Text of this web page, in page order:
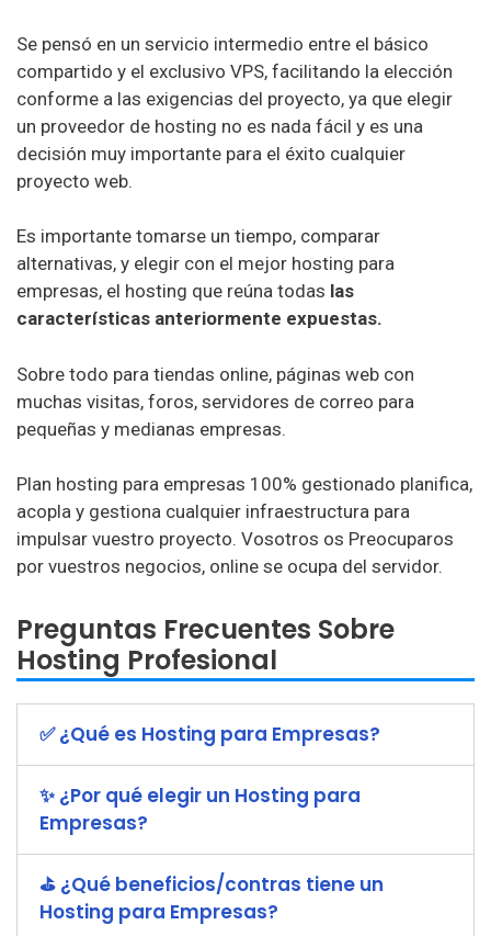
Se pensó en un servicio intermedio entre el básico
compartido y el exclusivo VPS, facilitando la elección
conforme a las exigencias del proyecto, ya que elegir
un proveedor de hosting no es nada fácil y es una
decisión muy importante para el éxito cualquier
proyecto web.
Es importante tomarse un tiempo, comparar
alternativas, y elegir con el mejor hosting para
empresas, el hosting que reúna todas las
características anteriormente expuestas.
Sobre todo para tiendas online, páginas web con
muchas visitas, foros, servidores de correo para
pequeñas y medianas empresas.
Plan hosting para empresas 100% gestionado planifica,
acopla y gestiona cualquier infraestructura para
impulsar vuestro proyecto. Vosotros os Preocuparos
por vuestros negocios, online se ocupa del servidor.
Preguntas Frecuentes Sobre
Hosting Profesional
✅ ¿Qué es Hosting para Empresas?
✨ ¿Por qué elegir un Hosting para
Empresas?
⛳ ¿Qué beneficios/contras tiene un
Hosting para Empresas?